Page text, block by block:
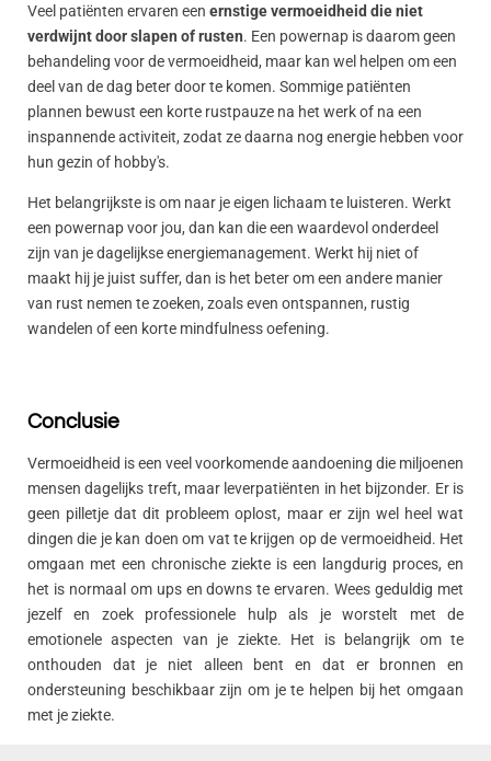
Veel patiënten ervaren een ernstige vermoeidheid die niet
verdwijnt door slapen of rusten. Een powernap is daarom geen
behandeling voor de vermoeidheid, maar kan wel helpen om een
deel van de dag beter door te komen. Sommige patiënten
plannen bewust een korte rustpauze na het werk of na een
inspannende activiteit, zodat ze daarna nog energie hebben voor
hun gezin of hobby's.
Het belangrijkste is om naar je eigen lichaam te luisteren. Werkt
een powernap voor jou, dan kan die een waardevol onderdeel
zijn van je dagelijkse energiemanagement. Werkt hij niet of
maakt hij je juist suffer, dan is het beter om een andere manier
van rust nemen te zoeken, zoals even ontspannen, rustig
wandelen of een korte mindfulness oefening.
Conclusie
Vermoeidheid is een veel voorkomende aandoening die miljoenen
mensen dagelijks treft, maar leverpatiënten in het bijzonder. Er is
geen pilletje dat dit probleem oplost, maar er zijn wel heel wat
dingen die je kan doen om vat te krijgen op de vermoeidheid. Het
omgaan met een chronische ziekte is een langdurig proces, en
het is normaal om ups en downs te ervaren. Wees geduldig met
jezelf en zoek professionele hulp als je worstelt met de
emotionele aspecten van je ziekte. Het is belangrijk om te
onthouden dat je niet alleen bent en dat er bronnen en
ondersteuning beschikbaar zijn om je te helpen bij het omgaan
met je ziekte.